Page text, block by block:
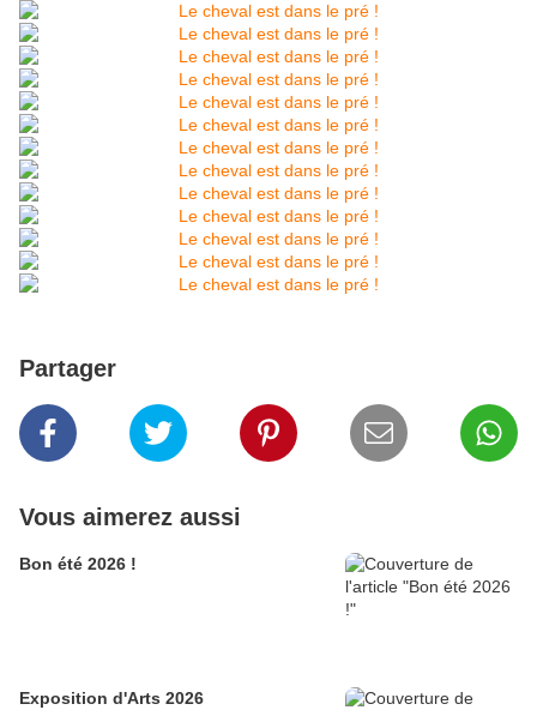
Partager
Vous aimerez aussi
Bon été 2026 !
Exposition d'Arts 2026